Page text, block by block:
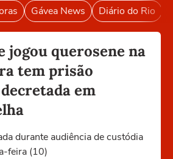
Gávea News Diário do Rio
jogou querosene na
tem prisão
em
durante audiência de custódia
feira (10)